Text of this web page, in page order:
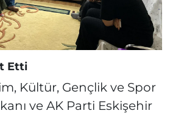
Etti
Kültür, Gençlik ve Spor
ve AK Parti Eskişehir